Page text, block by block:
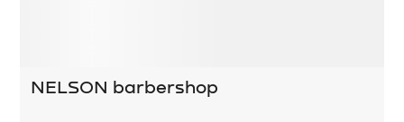
NELSON barbershop